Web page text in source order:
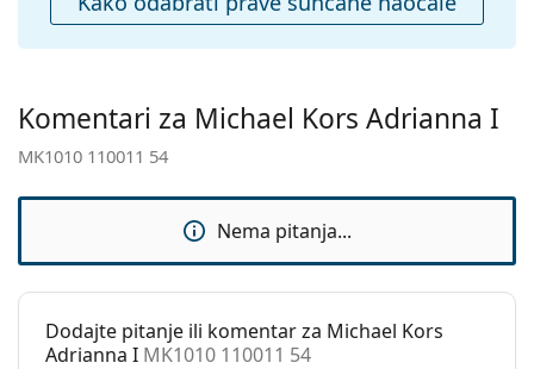
Spol:
Ženske
Kategorija:
Sunčane naočale
Upotreba:
Moda
Komentari za Michael Kors Adrianna I
MK1010 110011 54
Nema pitanja...
Dodajte pitanje ili komentar za Michael Kors
Adrianna I MK1010 110011 54